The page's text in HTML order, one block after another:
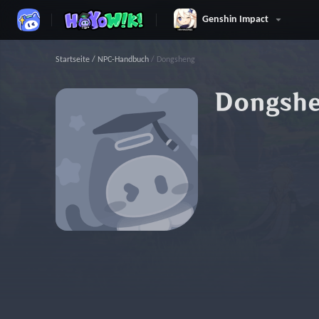
Genshin Impact
Startseite / NPC-Handbuch / Dongsheng